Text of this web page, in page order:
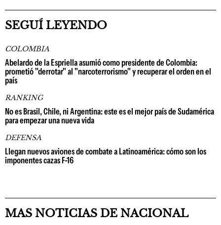
SEGUÍ LEYENDO
COLOMBIA
Abelardo de la Espriella asumió como presidente de Colombia:
prometió "derrotar" al "narcoterrorismo" y recuperar el orden en el
país
RANKING
No es Brasil, Chile, ni Argentina: este es el mejor país de Sudamérica
para empezar una nueva vida
DEFENSA
Llegan nuevos aviones de combate a Latinoamérica: cómo son los
imponentes cazas F-16
MAS NOTICIAS DE NACIONAL